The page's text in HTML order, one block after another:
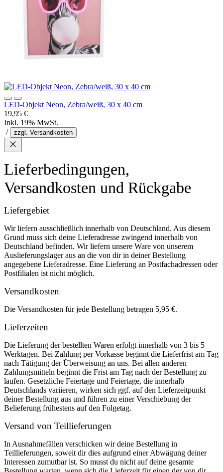
LED-Objekt Neon, Zebra/weiß, 30 x 40 cm
19,95 €
Inkl. 19% MwSt.
/
zzgl. Versandkosten
Lieferbedingungen,
Versandkosten und Rückgabe
Liefergebiet
Wir liefern ausschließlich innerhalb von Deutschland. Aus diesem
Grund muss sich deine Lieferadresse zwingend innerhalb von
Deutschland befinden. Wir liefern unsere Ware von unserem
Auslieferungslager aus an die von dir in deiner Bestellung
angegebene Lieferadresse. Eine Lieferung an Postfachadressen oder
Postfilialen ist nicht möglich.
Versandkosten
Die Versandkosten für jede Bestellung betragen 5,95 €.
Lieferzeiten
Die Lieferung der bestellten Waren erfolgt innerhalb von 3 bis 5
Werktagen. Bei Zahlung per Vorkasse beginnt die Lieferfrist am Tag
nach Tätigung der Überweisung an uns. Bei allen anderen
Zahlungsmitteln beginnt die Frist am Tag nach der Bestellung zu
laufen. Gesetzliche Feiertage und Feiertage, die innerhalb
Deutschlands variieren, wirken sich ggf. auf den Lieferzeitpunkt
deiner Bestellung aus und führen zu einer Verschiebung der
Belieferung frühestens auf den Folgetag.
Versand von Teillieferungen
In Ausnahmefällen verschicken wir deine Bestellung in
Teillieferungen, soweit dir dies aufgrund einer Abwägung deiner
Interessen zumutbar ist. So musst du nicht auf deine gesamte